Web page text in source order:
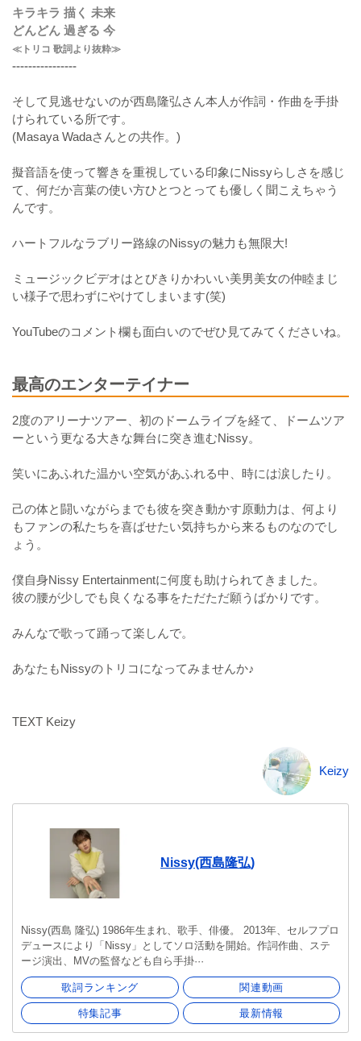
キラキラ 描く 未来
どんどん 過ぎる 今
≪トリコ 歌詞より抜粋≫
----------------
そして見逃せないのが西島隆弘さん本人が作詞・作曲を手掛
けられている所です。
(Masaya Wadaさんとの共作。)
擬音語を使って響きを重視している印象にNissyらしさを感じ
て、何だか言葉の使い方ひとつとっても優しく聞こえちゃう
んです。
ハートフルなラブリー路線のNissyの魅力も無限大!
ミュージックビデオはとびきりかわいい美男美女の仲睦まじ
い様子で思わずにやけてしまいます(笑)
YouTubeのコメント欄も面白いのでぜひ見てみてくださいね。
最高のエンターテイナー
2度のアリーナツアー、初のドームライブを経て、ドームツア
ーという更なる大きな舞台に突き進むNissy。
笑いにあふれた温かい空気があふれる中、時には涙したり。
己の体と闘いながらまでも彼を突き動かす原動力は、何より
もファンの私たちを喜ばせたい気持ちから来るものなのでし
ょう。
僕自身Nissy Entertainmentに何度も助けられてきました。
彼の腰が少しでも良くなる事をただただ願うばかりです。
みんなで歌って踊って楽しんで。
あなたもNissyのトリコになってみませんか♪
TEXT Keizy
Keizy
Nissy(西島隆弘)
Nissy(西島 隆弘) 1986年生まれ、歌手、俳優。 2013年、セルフプロ
デュースにより「Nissy」としてソロ活動を開始。作詞作曲、ステ
ージ演出、MVの監督なども自ら手掛···
歌詞ランキング 関連動画
特集記事 最新情報